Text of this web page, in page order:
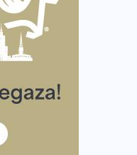
Warszawskiego.
wystarczą? Jak